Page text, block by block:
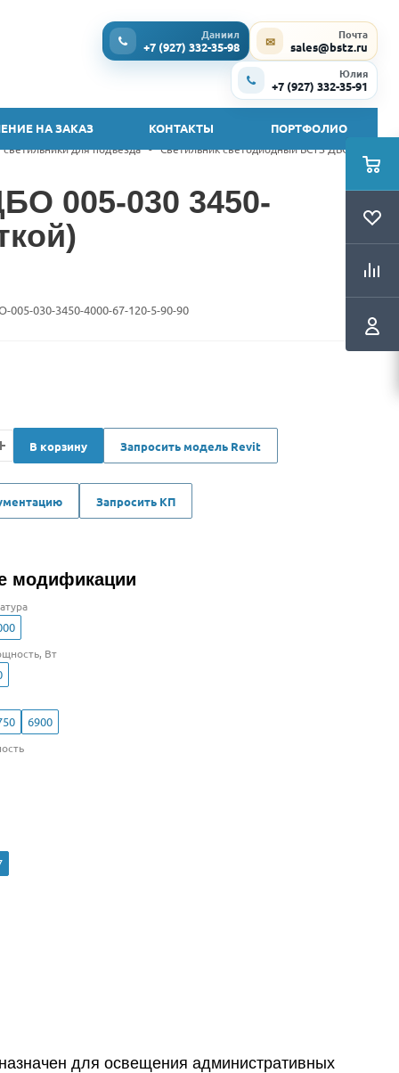
Даниил
+7 (927) 332-35-98 ✉ Почта
sales@bstz.ru
Юлия
+7 (927) 332-35-91
НА ЗАКАЗ КОНТАКТЫ ПОРТФОЛИО
для подъезда - Светильник светодиодный БСТЗ ДБО 005-
005-030 3450-
005-030-3450-4000-67-120-5-90-90
В корзину Запросить модель Revit
Запросить КП
модификации
Вт
6900
для освещения административных